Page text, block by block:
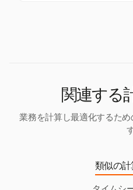
関連する
業務を計算し最適化するた
類似の